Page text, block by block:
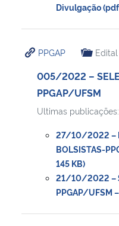
Divulgação (pdf
PPGAP Edital
005/2022 –
PPGAP/UFSM
Ultimas
27/10/2022 –
BOLSISTAS-
145 KB)
21/10/2022 –
PPGAP/UFSM